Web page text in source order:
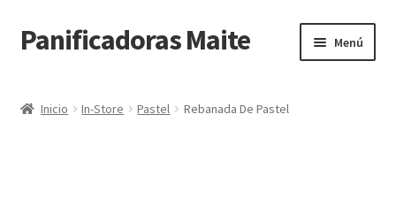
Ir
a
navegación
Ir
al
Panificadoras Maite Menú
Inicio In-Store Pastel Rebanada De Pastel